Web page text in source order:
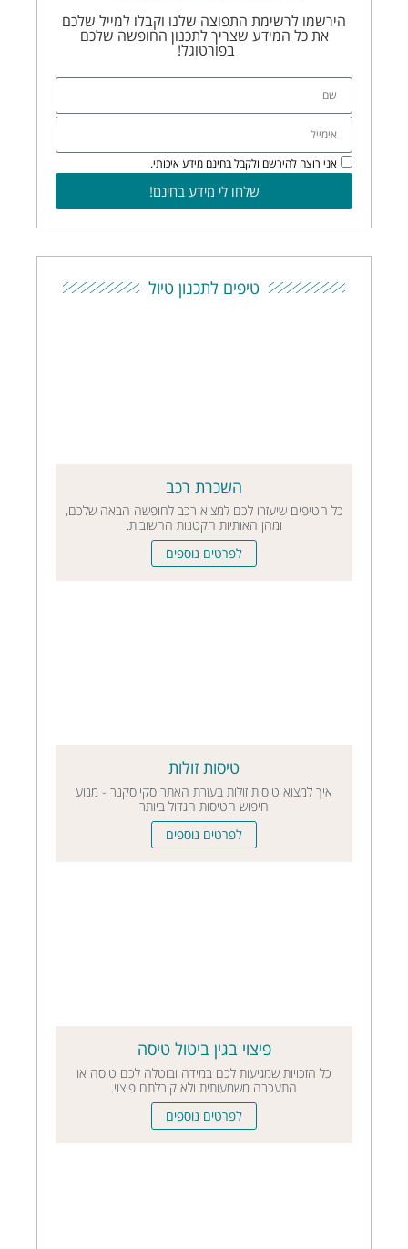
הירשמו לרשימת התפוצה שלנו וקבלו למייל שלכם
את כל המידע שצריך לתכנון החופשה שלכם
בפורטוגל!
אני רוצה להירשם ולקבל בחינם מידע איכותי.
שלחו לי מידע בחינם!
טיפים לתכנון טיול
השכרת רכב
כל הטיפים שיעזרו לכם למצוא רכב לחופשה הבאה שלכם,
ומהן האותיות הקטנות החשובות.
לפרטים נוספים
טיסות זולות
איך למצוא טיסות זולות בעזרת האתר סקייסקנר - מנוע
חיפוש הטיסות הגדול ביותר
לפרטים נוספים
פיצוי בגין ביטול טיסה
כל הזכויות שמגיעות לכם במידה ובוטלה לכם טיסה או
התעכבה משמעותית ולא קיבלתם פיצוי.
לפרטים נוספים